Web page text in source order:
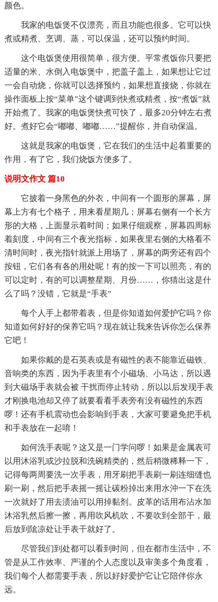
颜色。
我家的电饭煲不仅漂亮，而且功能也很多。它可以快
煮或精煮、烹调、蒸，可以保温，还可以预约时间。
这个电饭煲使用很简单，很方便。平常煮饭你只要把
适量的米、水倒入电饭煲中，把盖子盖上，如果想让它过
一会自动烧，你就可以选择预约，如果想直接烧，你就在
操作面板上按“菜单”这个键调到快煮或精煮，按“煮饭”就
开始煮了。我家的电饭煲快煮可快了，最多20分钟左右煮
好。煮好它会“嘟嘟、嘟嘟……”提醒你，并自动保温。
这就是我家的电饭煲，它在我们的生活中起着重要的
作用，有了它，我们烧饭方便多了。
说明文作文 篇10
它披着一身黑色的外衣，中间有一个圆形的屏幕，屏
幕上方有七个格子，用来看星期几；屏幕右侧有一个长方
形的大格，上面显示着时间；如果仔细观察，屏幕四周标
着刻度，中间有三个夜光指标，如果夜里右侧的大格看不
清时间时，夜光指针就派上用场了，屏幕的两旁还有四个
按钮，它们各有各的用处呢！有的按一下可以照亮，有的
可以定时，有的可以调整星期、月份……，你猜出这是什
么了吗？没错，它就是“手表”
每个人手上都带着表，但是你知道如何爱护它吗？你
知道如何好好的保养它吗？现在就让我来告诉你怎么保养
它吧！
如果你戴的是石英表或是有磁性的表不能靠近磁铁、
音响类的东西，因为手表里有个小磁场、小马达，所以遇
到大磁场手表就会被 干扰而停止转动，所以以后发现手表
才刚换电池却又停了就要看看手表旁有没有磁性的东西
啰！还有手机震动也会影响到手表，大家可要避免把手机
和手表放在一起唷！
如何洗手表呢？这又是一门学问啰！如果是金属表可
以用沐浴乳或沙拉脱和洗碗精类的，然后稍微稀释一下，
记得每两周要洗一次手表，用牙刷把手表刷一刷连细缝也
刷一刷，然后把手表摇一摇让碳粉掉出来用水沖一下在洗
一次就好了用去渍油可以用掉黏剂。皮革的话用布沾水加
沐浴乳然后擦一擦，再用吹风机吹，不要吹到全部干，最
后放到隂凉处让手表干就好了。
尽管我们到处都可以看到时间，但在都市生活中，不
管是从工作效率、严谨的个人态度以及审美多个角度看，
我们每个人都需要手表，所以好好爱护它让它陪伴你永
远。